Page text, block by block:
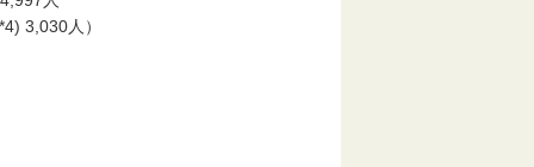
3,030人）